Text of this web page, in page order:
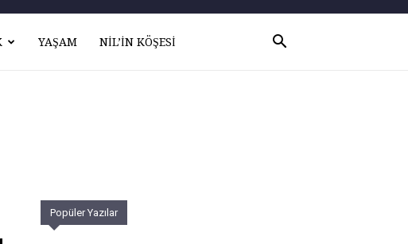
YAŞAM NIL’IN KÖŞESI
Popüler Yazılar